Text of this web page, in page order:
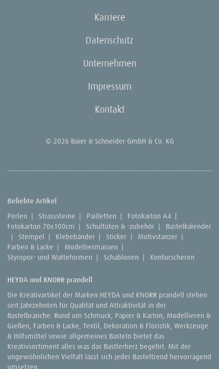
Karriere
Datenschutz
Unternehmen
Impressum
Kontakt
© 2026 Baier & Schneider GmbH & Co. KG
Beliebte Artikel
Perlen | Strasssteine | Pailletten | Fotokarton A4 |
Fotokarton 70x100cm | Schultüten & -zubehör |
Bastelkalender
|
Stempel | Klebebänder | Sticker | Motivstanzer |
Farben & Lacke | Modelliermassen |
Styropor- und Watteformen | Schablonen | Konturscheren
HEYDA und KNORR prandell
Die Kreativartikel der Marken HEYDA und KNORR prandell stehen
seit Jahrzehnten für Qualität und Attraktivität in der
Bastelbranche. Rund um Schmuck, Papier & Karton, Modellieren &
Gießen, Farben & Lacke, Textil, Dekoration & Floristik, Werkzeuge
& Hilfsmittel sowie allgemeines Basteln bietet das
Kreativsortiment alles was das Bastlerherz begehrt. Mit der
ungewöhnlichen Vielfalt lässt sich jeder Basteltrend hervorragend
umsetzen.